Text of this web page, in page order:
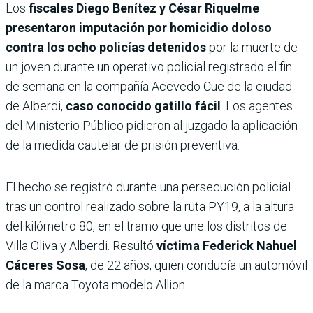
Los fiscales Diego Benítez y César Riquelme
presentaron imputación por homicidio doloso
contra los ocho policías detenidospor la muerte de
un joven durante un operativo policial registrado el fin
de semana en la compañía Acevedo Cue de la ciudad
de Alberdi, caso conocido gatillo fácil
. Los agentes
del Ministerio Público pidieron al juzgado la aplicación
de la medida cautelar de prisión preventiva.
El hecho se registró durante una persecución policial
tras un control realizado sobre la ruta PY19, a la altura
del kilómetro 80, en el tramo que une los distritos de
Villa Oliva y Alberdi. Resultó víctima Federick Nahuel
Cáceres Sosa, de 22 años, quien conducía un automóvil
de la marca Toyota modelo Allion.